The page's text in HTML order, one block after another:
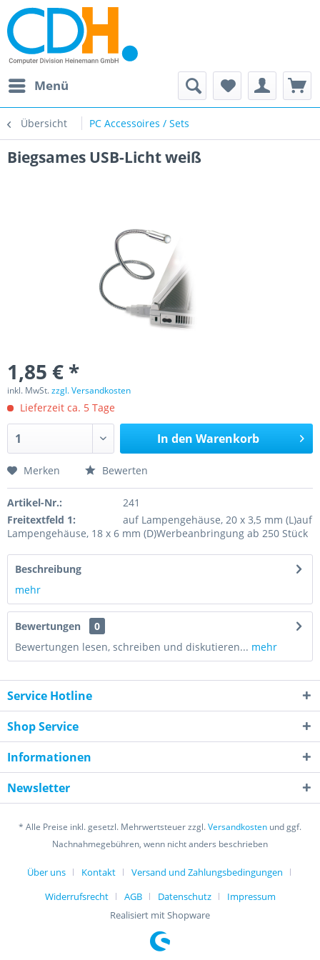
Menü
Übersicht PC Accessoires / Sets
Biegsames USB-Licht weiß
1,85 € *
inkl. MwSt.zzgl. Versandkosten
Lieferzeit ca. 5 Tage
In den Warenkorb
Merken Bewerten
Artikel-Nr.:
241
Freitextfeld 1:
auf Lampengehäuse, 20 x 3,5 mm (L)auf
Lampengehäuse, 18 x 6 mm (D)Werbeanbringung ab 250 Stück
Beschreibung
mehr
Bewertungen
0
Bewertungen lesen, schreiben und diskutieren... mehr
Service Hotline
Shop Service
Informationen
Newsletter
* Alle Preise inkl. gesetzl. Mehrwertsteuer zzgl.Versandkosten und ggf.
Nachnahmegebühren, wenn nicht anders beschrieben
Über uns Kontakt
Versand und Zahlungsbedingungen
Widerrufsrecht
AGB Datenschutz
Impressum
Realisiert mit Shopware